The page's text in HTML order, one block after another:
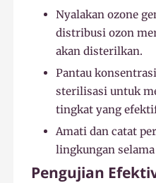
Nyalakan ozone
distribusi ozon
akan disterilkan.
Pantau
sterilisasi untuk
tingkat yang
Amati dan catat
lingkungan
Pengujian